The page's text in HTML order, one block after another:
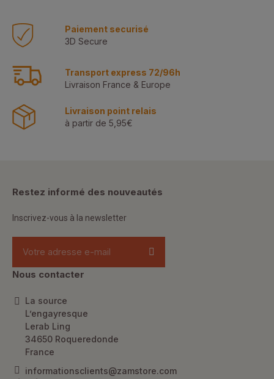
Paiement securisé
3D Secure
Transport express 72/96h
Livraison France & Europe
Livraison point relais
à partir de 5,95€
Restez informé des nouveautés
Inscrivez-vous à la newsletter
Nous contacter
La source
L’engayresque
Lerab Ling
34650 Roqueredonde
France
informationsclients@zamstore.com